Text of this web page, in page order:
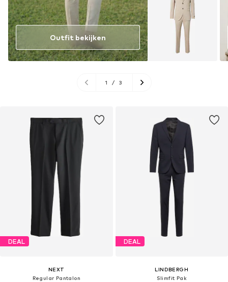
Outfit bekijken
1 / 3
DEAL
NEXT
Regular Pantalon
DEAL
LINDBERGH
Slimfit Pak